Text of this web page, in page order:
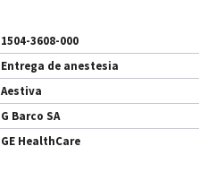
1504-3608-000
Entrega de anestesia
Aestiva
G Barco SA
GE HealthCare